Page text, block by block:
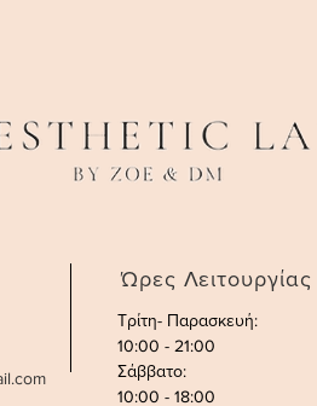
Ώρες Λειτουργίας
Τρίτη- Παρασκευή:
10:00 - 21:00
Σάββατο:
10:00 - 18:00